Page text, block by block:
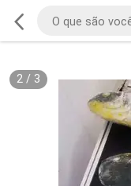
2/ 3